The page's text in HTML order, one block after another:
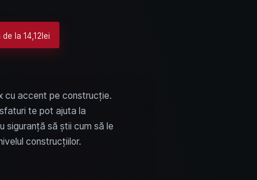
la 14,12lei
cu accent pe construcție.
te pot ajuta la
siguranță să știi cum să le
construcțiilor.